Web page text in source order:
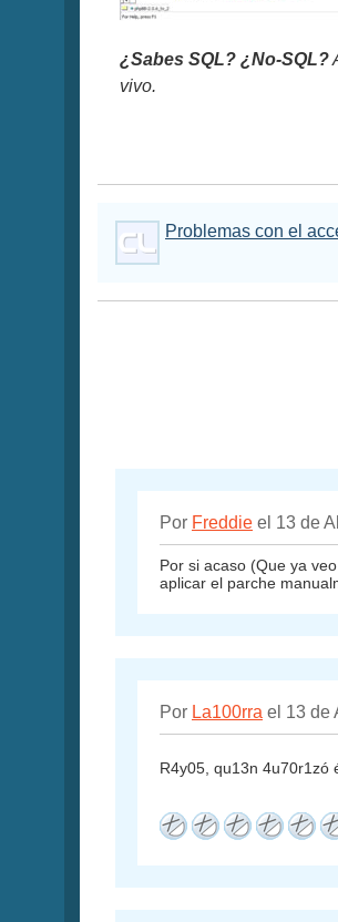
¿Sabes SQL? ¿No-SQL?
vivo.
Problemas con el
Por Freddie el 13 de
Por si acaso (Que ya
aplicar el parche
Por La100rra el 13 de
R4y05, qu13n